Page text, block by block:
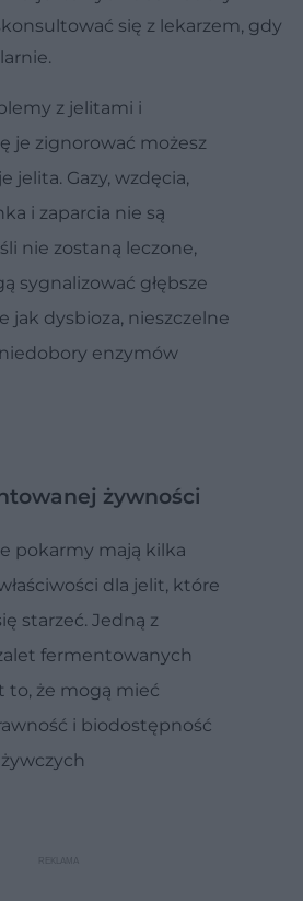
się z lekarzem, gdy
z jelitami i
je zignorować możesz
jelita. Gazy, wzdęcia,
i zaparcia nie są
nie zostaną leczone,
sygnalizować głębsze
jak dysbioza, nieszczelne
enzymów
żywności
pokarmy mają kilka
dla jelit, które
starzeć. Jedną z
fermentowanych
to, że mogą mieć
i biodostępność